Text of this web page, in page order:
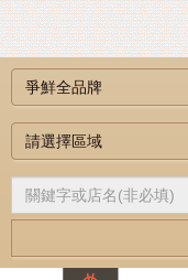
爭鮮全品牌
請選擇區域